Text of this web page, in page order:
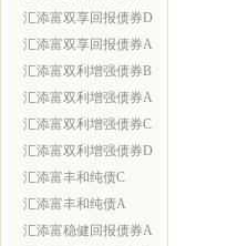
汇添富双享回报债券D
汇添富双享回报债券A
汇添富双利增强债券B
汇添富双利增强债券A
汇添富双利增强债券C
汇添富双利增强债券D
汇添富丰和纯债C
汇添富丰和纯债A
汇添富稳健回报债券A